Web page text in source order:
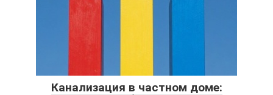
Канализация в частном доме: